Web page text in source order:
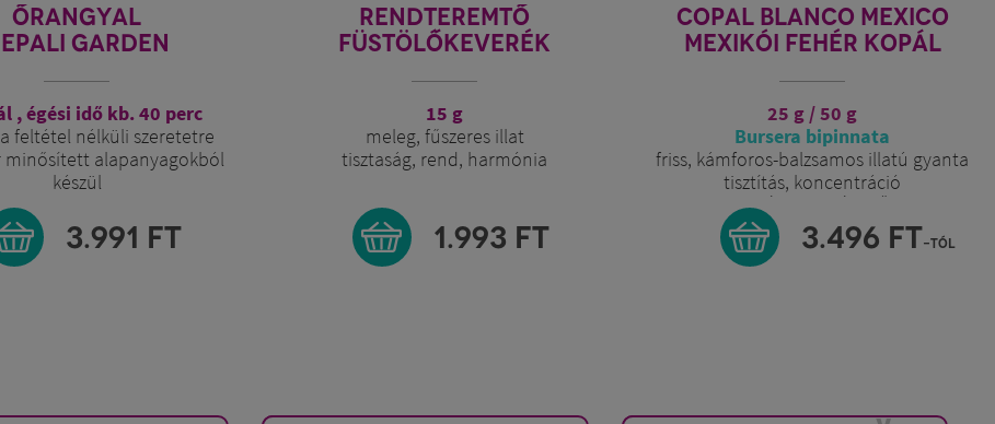
RENDTEREMTŐ
15 g
meleg, fűszeres illat
rend, harmónia
1.993 FT
COPAL BLANCO MEXICO
MEXIKÓI FEHÉR KOPÁL
25 g / 50 g
Bursera bipinnata
friss, kámforos-balzsamos illatú gyanta
A KOPÁLOK KIRÁLYNŐJE
3.496FT
FLORASENSE
LENVÁSZON TASAK
méret: 9 x 10 cm
lenvászon tasak, ékszerekhez
ásványokhoz
490FT